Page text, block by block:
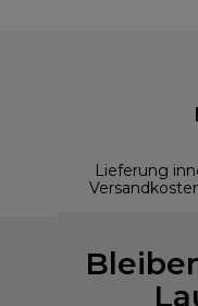
Lieferung